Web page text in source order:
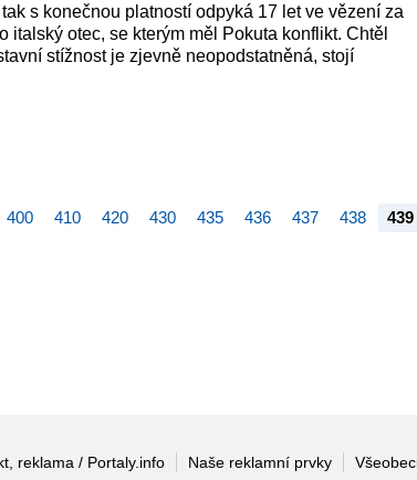
s konečnou platností odpyká 17 let ve vězení za
otec, se kterým měl Pokuta konflikt. Chtěl
stížnost je zjevně neopodstatněná, stojí
400 410 420 430 435 436 437 438 439
reklama / Portaly.info Naše reklamní prvky